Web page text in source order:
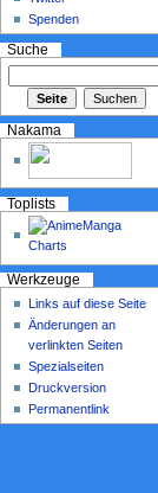
Spenden
Suche
Nakama
Toplists
Werkzeuge
Links auf diese Seite
Änderungen an
verlinkten Seiten
Spezialseiten
Druckversion
Permanentlink